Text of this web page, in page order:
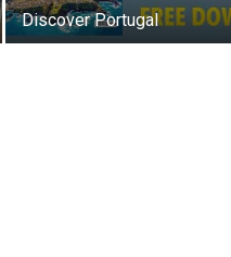
Discover Portugal